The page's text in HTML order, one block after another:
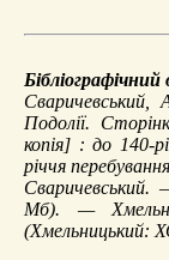
Бібліографічний
Сваричевський,
Подолії.
копія] : до 140-
річчя
Мб). —
(Хмельницький: